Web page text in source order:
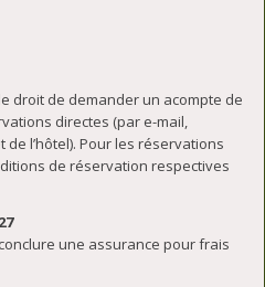
droit de demander un acompte de
directes (par e-mail,
l’hôtel). Pour les réservations
de réservation respectives
une assurance pour frais